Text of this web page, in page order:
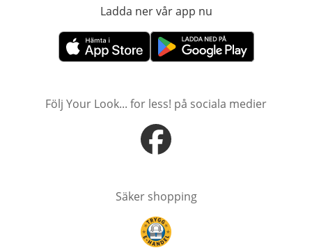
Ladda ner vår app nu
öppnas i nytt fönsteröppnas i nytt fönster
Följ Your Look... for less! på sociala medier
öppnas i nytt fönster
Säker shopping